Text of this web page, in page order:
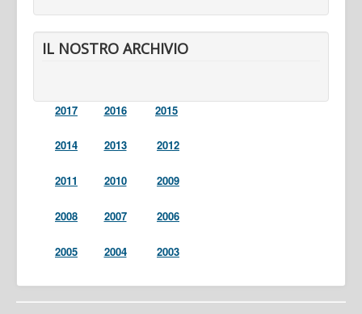
IL NOSTRO ARCHIVIO
2017 2016 2015
2014 2013 2012
2011 2010 2009
2008 2007 2006
2005 2004 2003